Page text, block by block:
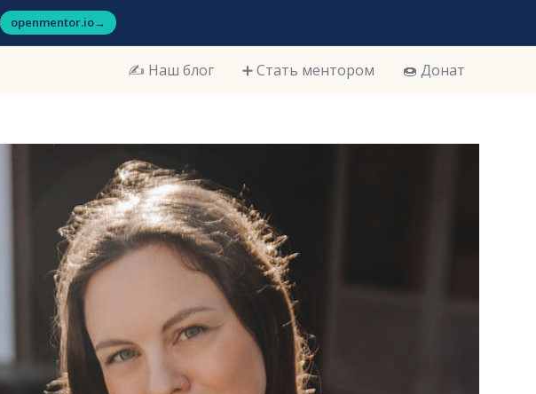
openmentor.io→
✍️ Наш блог ➕ Стать ментором 🍩 Донат